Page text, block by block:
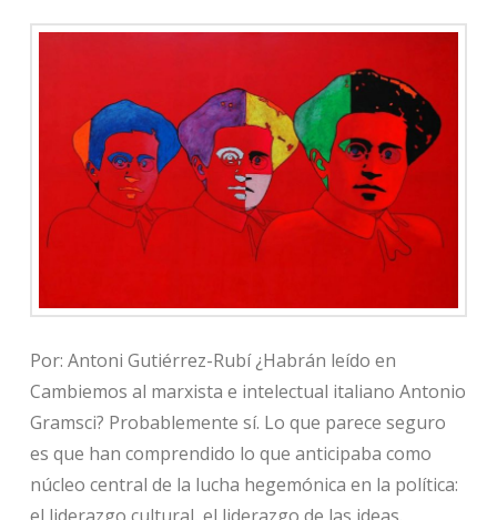
Por: Antoni Gutiérrez-Rubí ¿Habrán leído en
Cambiemos al marxista e intelectual italiano Antonio
Gramsci? Probablemente sí. Lo que parece seguro
es que han comprendido lo que anticipaba como
núcleo central de la lucha hegemónica en la política:
el liderazgo cultural, el liderazgo de las ideas.